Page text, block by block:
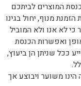
המוצרים לביתכם
מנוף, יחול בגינו
לא אנו ולא המוביל
ואפשרות הכנסת
ככל שניתן הן ביעוץ,
משוער ויבוצע אך